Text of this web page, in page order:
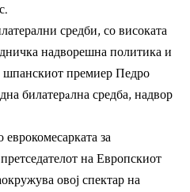
средби, со високата
надворешна политика и
шпанскиот премиер Педро
билатерaлна средба, надвор
за
на Европскиот
овој спектар на